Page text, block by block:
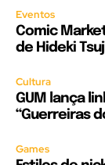
Eventos
Comic
de Hideki
Cultura
GUM lança
“Guerreiras
Games